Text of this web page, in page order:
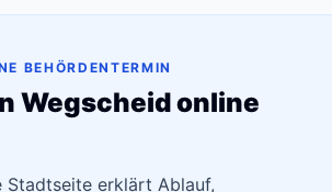
BEHÖRDENTERMIN
Wegscheid online
Stadtseite erklärt Ablauf,